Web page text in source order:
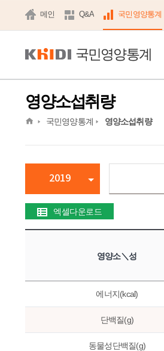
메인 Q&A 국민영양통계
국민영양통계
영양소섭취량
home국민영양통계 영양소섭취량
2019
엑셀다운로드
영양소＼성
에너지(kcal)
단백질(g)
동물성단백질(g)